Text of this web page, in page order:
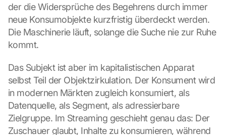
der die Widersprüche des Begehrens durch immer
neue Konsumobjekte kurzfristig überdeckt werden.
Die Maschinerie läuft, solange die Suche nie zur Ruhe
kommt.
Das Subjekt ist aber im kapitalistischen Apparat
selbst Teil der Objektzirkulation. Der Konsument wird
in modernen Märkten zugleich konsumiert, als
Datenquelle, als Segment, als adressierbare
Zielgruppe. Im Streaming geschieht genau das: Der
Zuschauer glaubt, Inhalte zu konsumieren, während